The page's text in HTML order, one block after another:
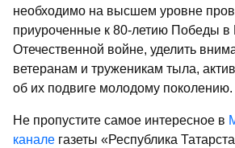
необходимо на высшем уровне
приуроченные к 80-летию Победы в
Отечественной войне, уделить
ветеранам и труженикам тыла,
об их подвиге молодому поколению.
Не пропустите самое интересное в
канале газеты «Республика